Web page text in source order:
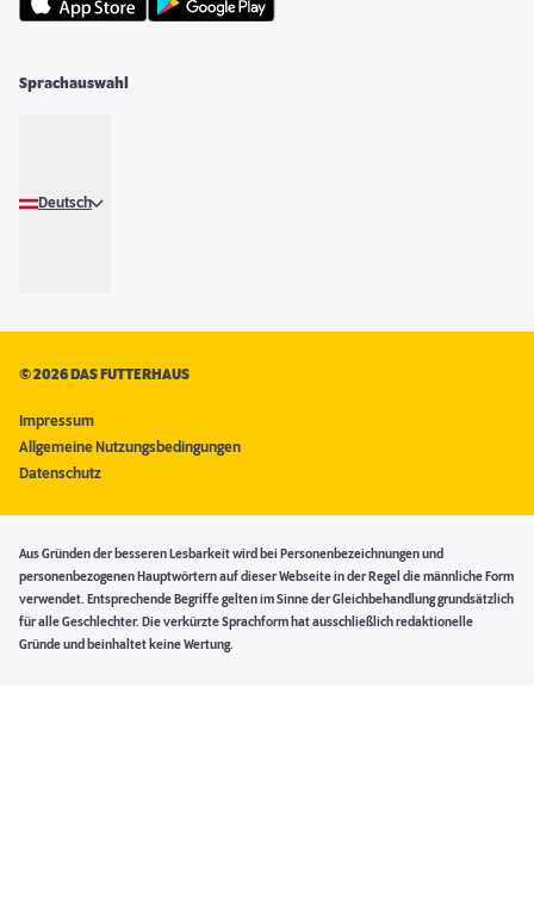
Sprachauswahl
Deutsch
©2026 DAS FUTTERHAUS
Impressum
Allgemeine Nutzungsbedingungen
Datenschutz
Aus Gründen der besseren Lesbarkeit wird bei Personenbezeichnungen und
personenbezogenen Hauptwörtern auf dieser Webseite in der Regel die männliche Form
verwendet. Entsprechende Begriffe gelten im Sinne der Gleichbehandlung grundsätzlich
für alle Geschlechter. Die verkürzte Sprachform hat ausschließlich redaktionelle
Gründe und beinhaltet keine Wertung.